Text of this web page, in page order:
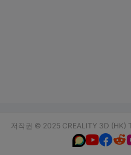
저작권 © 2025 CREALITY 3D (HK)
